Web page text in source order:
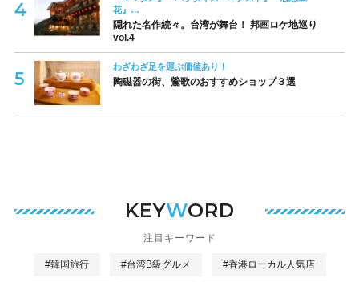
花』…
隠れた名作続々。台湾が舞台！ 邦画ロケ地巡り
vol.4
わざわざ足を運ぶ価値あり！
陶磁器の街、鶯歌のおすすめショップ３選
KEYWORD
注目キーワード
#韓国旅行 #台湾B級グルメ #香港ローカル人気店